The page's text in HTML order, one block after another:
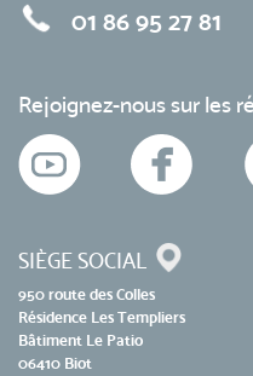
01 86 95 27 81
Rejoignez-nous sur les
SIÈGE SOCIAL
950 route des Colles
Résidence Les Templiers
Bâtiment Le Patio
06410 Biot